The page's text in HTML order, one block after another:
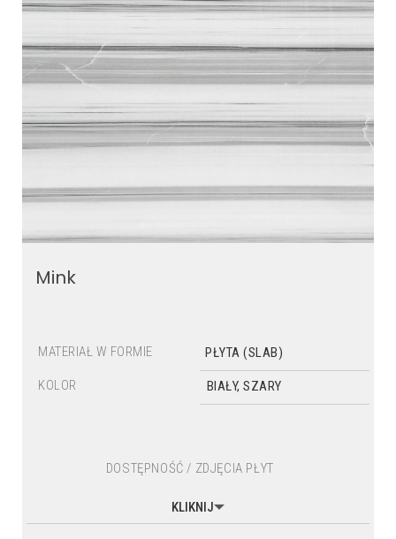
Mink
MATERIAŁ W FORMIE PŁYTA (SLAB)
KOLOR BIAŁY, SZARY
DOSTĘPNOŚĆ / ZDJĘCIA PŁYT
KLIKNIJ